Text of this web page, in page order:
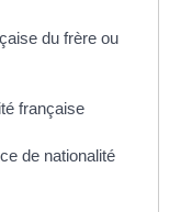
du frère ou
française
de nationalité